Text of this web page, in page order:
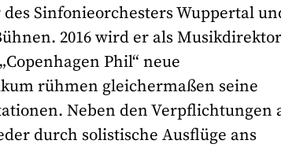
Sinfonieorchesters Wuppertal
2016 wird er als
Phil“ neue
rühmen gleichermaßen seine
Neben den Verpflichtungen
durch solistische Ausflüge ans